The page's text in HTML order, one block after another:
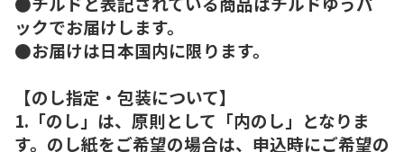
ックでお届けします。
●お届けは日本国内に限ります。
【のし指定・包装について】
1.「のし」は、原則として「内のし」となりま
す。のし紙をご希望の場合は、申込時にご希望の